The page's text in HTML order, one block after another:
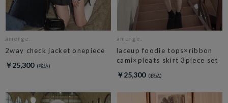
amerge.
2way check jacket onepiece
￥25,300
amerge.
laceup foodie tops×ribbon
cami×pleats skirt 3piece set
￥25,300